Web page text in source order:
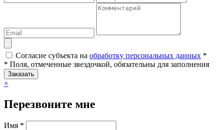
Согласие субъекта на обработку персональных данных *
* Поля, отмеченные звездочкой, обязательны для заполнения
Заказать
×
Перезвоните мне
Имя *